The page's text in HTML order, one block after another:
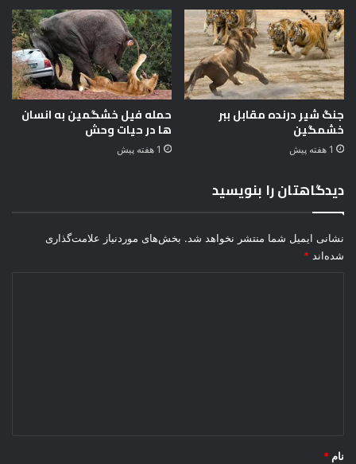
۰
م
ج
ر
و
ح
۵
م
و
د
ی
ک
ن
ه
:
(
م
ن
ط
ش
و
ا
ی
جنگ شیر درنده مقابل ببر
خشمگین
1 هفته پیش
حمله فیل خشگمین به انسان
ها در حیات وحش
1 هفته پیش
دیدگاهتان را بنویسید
نشانی ایمیل شما منتشر نخواهد شد. بخش‌های موردنیاز علامت‌گذاری
شده‌اند *
نام *